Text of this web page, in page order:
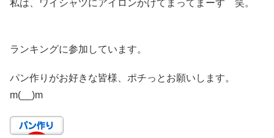
私は、ワイシャツにアイロンかけてまってまーす 笑。
ランキングに参加しています。
パン作りがお好きな皆様、ポチっとお願いします。
m(__)m